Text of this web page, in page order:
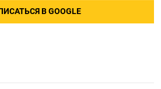
В GOOGLE